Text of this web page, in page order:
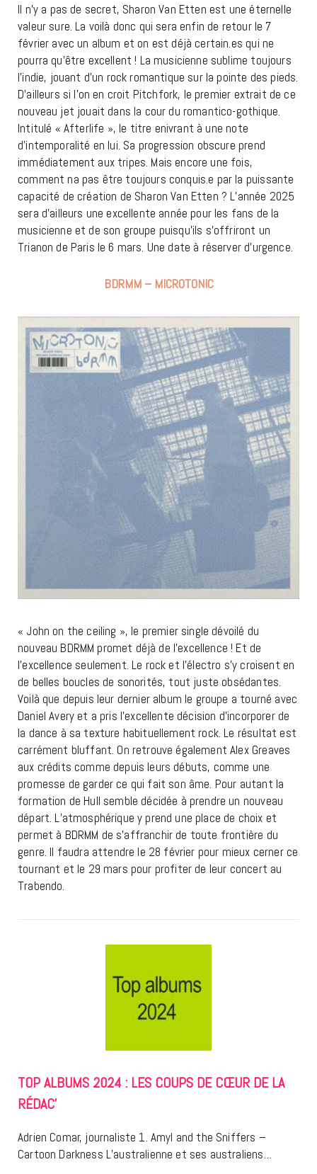
Il n’y a pas de secret, Sharon Van Etten est une éternelle
valeur sure. La voilà donc qui sera enfin de retour le 7
février avec un album et on est déjà certain.es qui ne
pourra qu’être excellent ! La musicienne sublime toujours
l’indie, jouant d’un rock romantique sur la pointe des pieds.
D’ailleurs si l’on en croit Pitchfork, le premier extrait de ce
nouveau jet jouait dans la cour du romantico-gothique.
Intitulé « Afterlife », le titre enivrant à une note
d’intemporalité en lui. Sa progression obscure prend
immédiatement aux tripes. Mais encore une fois,
comment na pas être toujours conquis.e par la puissante
capacité de création de Sharon Van Etten ? L’année 2025
sera d’ailleurs une excellente année pour les fans de la
musicienne et de son groupe puisqu’ils s’offriront un
Trianon de Paris le 6 mars. Une date à réserver d’urgence.
BDRMM – MICROTONIC
« John on the ceiling », le premier single dévoilé du
nouveau BDRMM promet déjà de l’excellence ! Et de
l’excellence seulement. Le rock et l’électro s’y croisent en
de belles boucles de sonorités, tout juste obsédantes.
Voilà que depuis leur dernier album le groupe a tourné avec
Daniel Avery et a pris l’excellente décision d’incorporer de
la dance à sa texture habituellement rock. Le résultat est
carrément bluffant. On retrouve également Alex Greaves
aux crédits comme depuis leurs débuts, comme une
promesse de garder ce qui fait son âme. Pour autant la
formation de Hull semble décidée à prendre un nouveau
départ. L’atmosphérique y prend une place de choix et
permet à BDRMM de s’affranchir de toute frontière du
genre. Il faudra attendre le 28 février pour mieux cerner ce
tournant et le 29 mars pour profiter de leur concert au
Trabendo.
TOP ALBUMS 2024 : LES COUPS DE CŒUR DE LA
RÉDAC’
Adrien Comar, journaliste 1. Amyl and the Sniffers –
Cartoon Darkness L’australienne et ses australiens…